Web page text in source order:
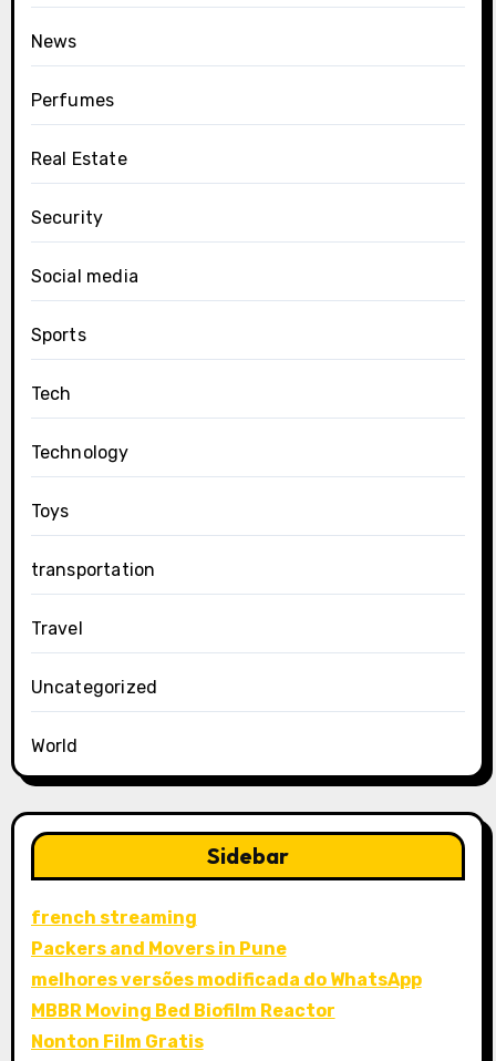
News
Perfumes
Real Estate
Security
Social media
Sports
Tech
Technology
Toys
transportation
Travel
Uncategorized
World
Sidebar
french streaming
Packers and Movers in Pune
melhores versões modificada do WhatsApp
MBBR Moving Bed Biofilm Reactor
Nonton Film Gratis